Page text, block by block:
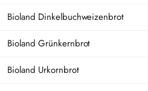
Bioland Dinkelbuchweizenbrot
Bioland Grünkernbrot
Bioland Urkornbrot